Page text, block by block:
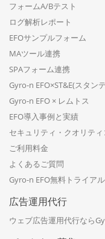
フォームA/Bテスト
ログ解析レポート
EFOサンプルフォーム
MAツール連携
SPAフォーム連携
Gyro-n EFO×ST&E(スタン
Gyro-n EFO × レムトス
EFO導入事例と実績
セキュリティ・クオリテ
ご利用料金
よくあるご質問
Gyro-n EFO無料トライアル
広告運用代行
ウェブ広告運用代行なら